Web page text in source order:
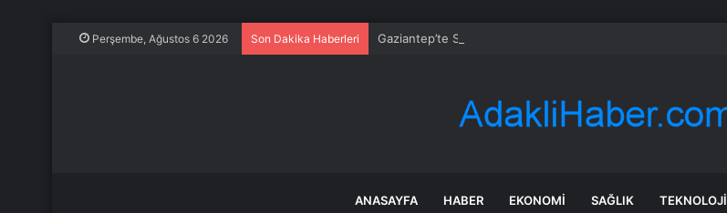
Perşembe, Ağustos 6 2026 Son Dakika Haberleri Gaziantep’te Sahte Para Operasyonu: 6 Gözaltı
ANASAYFA HABER EKONOMI SAĞLIK TEKNOLOJI